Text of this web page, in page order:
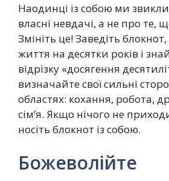
Наодинці із собою ми
власні невдачі, а не про те,
Змініть це! Заведіть блокнот,
життя на десятки років і
відрізку «досягення
визначайте свої сильні
областях: кохання, робота,
сім’я. Якщо нічого не
носіть блокнот із собою.
Божеволійте